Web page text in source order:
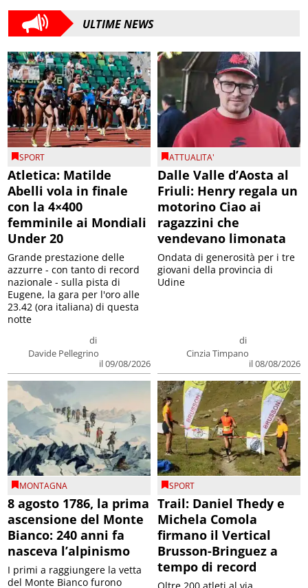
ULTIME NEWS
SPORT
Atletica: Matilde
Abelli vola in finale
con la 4×400
femminile ai Mondiali
Under 20
di
Davide Pellegrino
il 09/08/2026
Grande prestazione delle
azzurre - con tanto di record
nazionale - sulla pista di
Eugene, la gara per l'oro alle
23.42 (ora italiana) di questa
notte
ATTUALITA'
Dalle Valle d’Aosta al
Friuli: Henry regala un
motorino Ciao ai
ragazzini che
vendevano limonata
di
Cinzia Timpano
il 08/08/2026
Ondata di generosità per i tre
giovani della provincia di
Udine
MONTAGNA
8 agosto 1786, la prima
ascensione del Monte
Bianco: 240 anni fa
nasceva l’alpinismo
I primi a raggiungere la vetta
del Monte Bianco furono
SPORT
Trail: Daniel Thedy e
Michela Comola
firmano il Vertical
Brusson-Bringuez a
tempo di record